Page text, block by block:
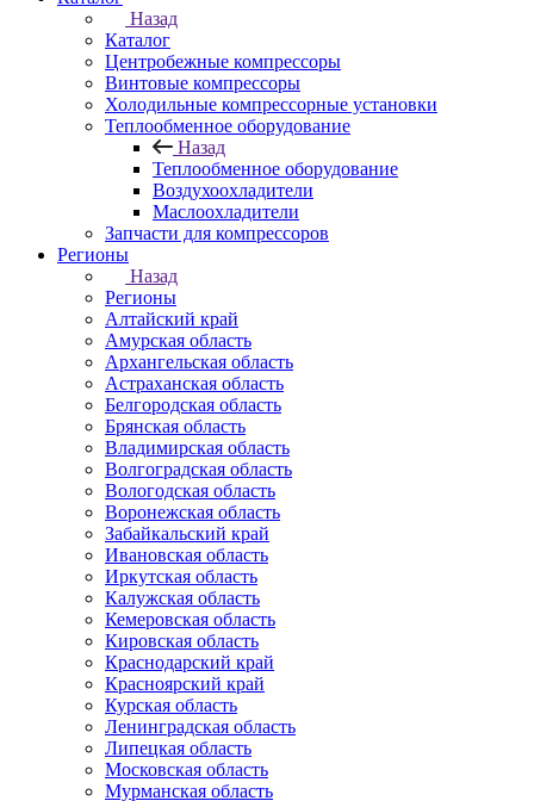
Назад
Каталог
Центробежные компрессоры
Винтовые компрессоры
Холодильные компрессорные установки
Теплообменное оборудование
Назад
Теплообменное оборудование
Воздухоохладители
Маслоохладители
Запчасти для компрессоров
Регионы
Назад
Регионы
Алтайский край
Амурская область
Архангельская область
Астраханская область
Белгородская область
Брянская область
Владимирская область
Волгоградская область
Вологодская область
Воронежская область
Забайкальский край
Ивановская область
Иркутская область
Калужская область
Кемеровская область
Кировская область
Краснодарский край
Красноярский край
Курская область
Ленинградская область
Липецкая область
Московская область
Мурманская область